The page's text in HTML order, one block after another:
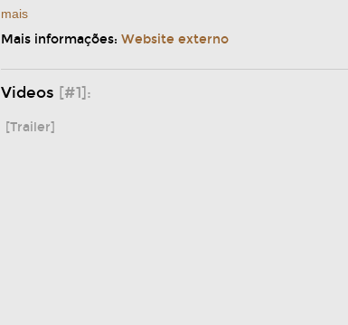
mais
Mais informações: Website externo
Videos [#1]:
[Trailer]